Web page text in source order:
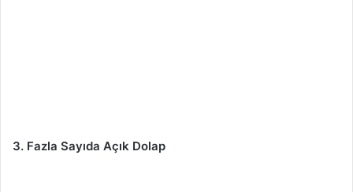
3. Fazla Sayıda Açık Dolap